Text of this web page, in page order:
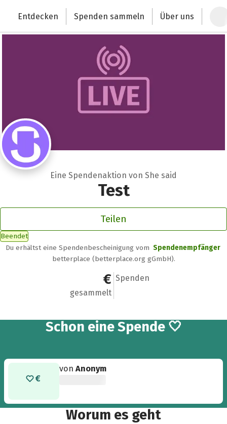
Deutschlands größte Spendenplattform
Entdecken Spenden sammeln Über uns
Eine Spendenaktion von She said
Test
Teilen
Beendet
Du erhältst eine Spendenbescheinigung vom Spendenempfänger
betterplace (betterplace.org gGmbH).
1 €
gesammelt
1
Spenden
Schon eine Spende 🤍
vonAnonym
Worum es geht